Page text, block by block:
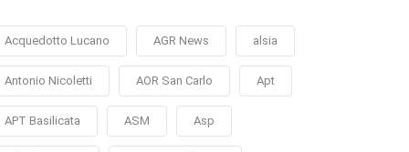
Acquedotto Lucano AGR News alsia
Antonio Nicoletti AOR San Carlo Apt
APT Basilicata ASM Asp